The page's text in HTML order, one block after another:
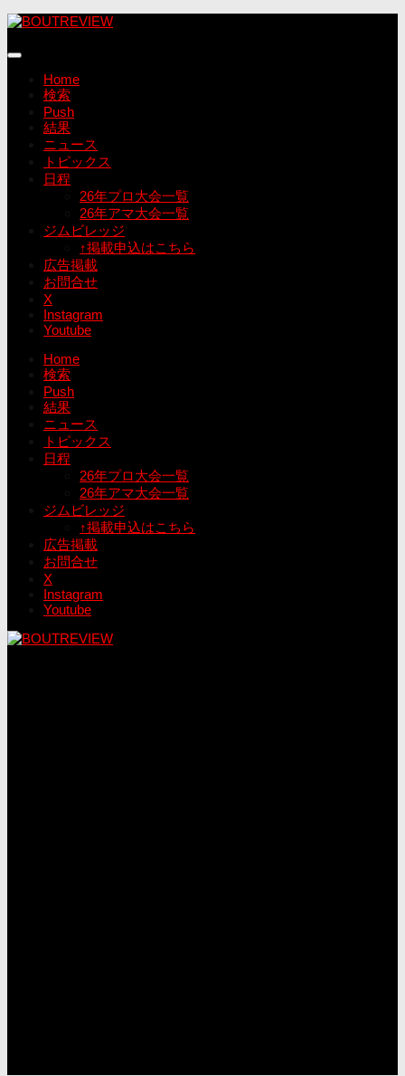
コ
テ
Home
検索
Push
結果
ニュース
トピックス
日程
26年プロ大会一覧
26年アマ大会一覧
ジムビレッジ
↑掲載申込はこちら
広告掲載
お問合せ
X
Instagram
Youtube
Home
検索
Push
結果
ニュース
トピックス
日程
26年プロ大会一覧
26年アマ大会一覧
ジムビレッジ
↑掲載申込はこちら
広告掲載
お問合せ
X
Instagram
Youtube